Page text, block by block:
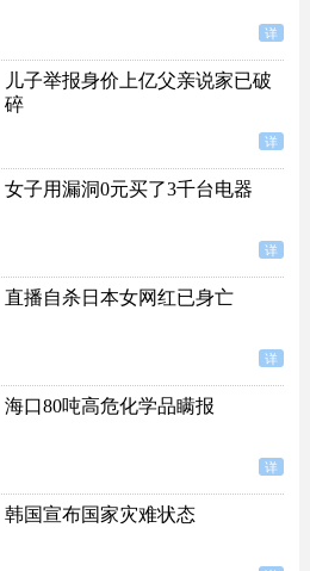
详
儿子举报身价上亿父亲说家已破
碎
详
女子用漏洞0元买了3千台电器
详
直播自杀日本女网红已身亡
详
海口80吨高危化学品瞒报
详
韩国宣布国家灾难状态